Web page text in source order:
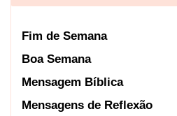
Fim de Semana
Boa Semana
Mensagem Bíblica
Mensagens de Reflexão